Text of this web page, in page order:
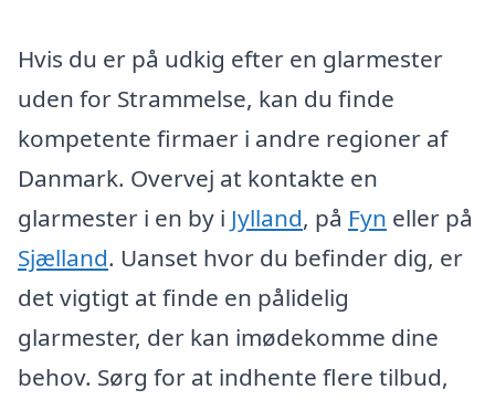
Hvis du er på udkig efter en glarmester
uden for Strammelse, kan du finde
kompetente firmaer i andre regioner af
Danmark. Overvej at kontakte en
glarmester i en by i Jylland, på Fyn eller på
Sjælland. Uanset hvor du befinder dig, er
det vigtigt at finde en pålidelig
glarmester, der kan imødekomme dine
behov. Sørg for at indhente flere tilbud,